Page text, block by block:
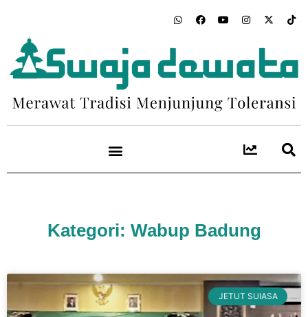
Kategori: Wabup Badung
JETUT SUIASA